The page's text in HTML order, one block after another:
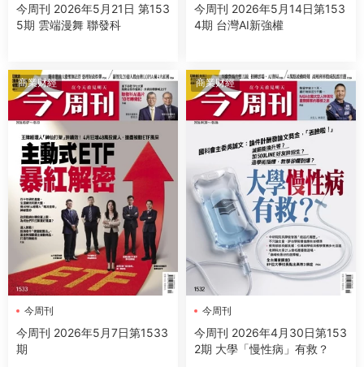
今周刊 2026年5月21日 第153
5期 雲端漫舞 聯發科
今周刊 2026年5月14日第153
4期 台灣AI新強權
商業财經
今周刊
今周刊 2026年5月7日第1533
期
商業财經
今周刊
今周刊 2026年4月30日第153
2期 大學「慢性病」有救？